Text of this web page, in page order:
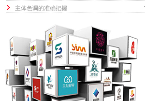
主体色调的准确把握